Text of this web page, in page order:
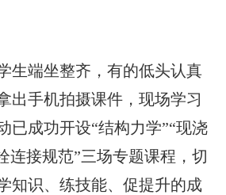
生端坐整齐，有的低头认真
出手机拍摄课件，现场学习
已成功开设“结构力学”“现浇
连接规范”三场专题课程，切
知识、练技能、促提升的成